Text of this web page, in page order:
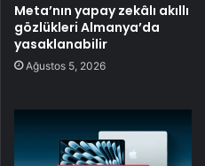
Meta’nın yapay zekâlı akıllı
gözlükleri Almanya’da
yasaklanabilir
Ağustos 5, 2026